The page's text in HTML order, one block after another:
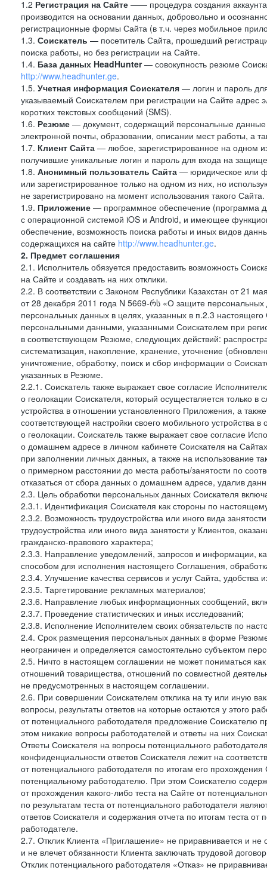
1.2 Регистрация на Сайте —— процедура создания
производится на основании данных, добровольно и
регистрационные формы Сайта (в т.ч. через мобильное
1.3. Соискатель — посетитель Сайта, прошедший
поиска работы, но без регистрации на Сайте.
1.4. База данных HeadHunter— совокупность резюме
http://www.headhunter.ge.
1.5. Учетная информация Соискателя — логин и пароль
указываемый Соискателем при регистрации на Сайте
коротких текстовых сообщений (SMS).
1.6. Резюме — документ, содержащий персональные
электронной почты, образовании, описании мест работы, а
1.7. Клиент Сайта — любое, зарегистрированное на одном
получившие уникальные логин и пароль для входа на
1.8. Анонимный пользователь Сайта — юридическое или
или зарегистрированное только на одном из них, но
не зарегистрировано на момент использования такого Сайта.
1.9. Приложение — программное обеспечение (программа
с операционной системой iOS и Android, и имеющее
обеспечение, возможность поиска работы и иных видов
содержащихся на сайте http://www.headhunter.ge.
2. Предмет соглашения
2.1. Исполнитель обязуется предоставить возможность
на Сайте и создавать на них отклики.
2.2. В соответствии с Законом Республики Казахстан от 21
от 28 декабря 2011 года N 5669-რს «О защите
персональных данных в целях, указанных в п.2.3
персональными данными, указанными Соискателем при
в соответствующем Резюме, следующих действий:
систематизация, накопление, хранение, уточнение
уничтожение, обработку, поиск и сбор информации о
указанных в Резюме.
2.2.1. Соискатель также выражает свое согласие
о геолокации Соискателя, который осуществляется только
устройства в отношении установленного Приложения, а
соответствующей настройки своего мобильного устройства
о геолокации. Соискатель также выражает свое согласие
о домашнем адресе в личном кабинете Соискателя на
при заполнении личных данных, а также на использование
о примерном расстоянии до места работы/занятости по
отказаться от сбора данных о домашнем адресе, удалив
2.3. Цель обработки персональных данных Соискателя
2.3.1. Идентификация Соискателя как стороны по
2.3.2. Возможность трудоустройства или иного вида
трудоустройства или иного вида занятости у Клиентов,
гражданско-правового характера;
2.3.3. Направление уведомлений, запросов и информации,
способом для исполнения настоящего Соглашения,
2.3.4. Улучшение качества сервисов и услуг Сайта, удобства
2.3.5. Таргетирование рекламных материалов;
2.3.6. Направление любых информационных сообщений,
2.3.7. Проведение статистических и иных исследований;
2.3.8. Исполнение Исполнителем своих обязательств по
2.4. Срок размещения персональных данных в форме
неограничен и определяется самостоятельно субъектом
2.5. Ничто в настоящем соглашении не может пониматься
отношений товарищества, отношений по совместной
не предусмотренных в настоящем соглашении.
2.6. При совершении Соискателем отклика на ту или иную
вопросы, результаты ответов на которые остаются у этого
от потенциального работодателя предложение Соискателю
этом никакие вопросы работодателей и ответы на них
Ответы Соискателя на вопросы потенциального
конфиденциальности ответов Соискателя лежит на
от потенциального работодателя по итогам его
потенциальному работодателю. При этом Соискателю
от прохождения какого-либо теста на Сайте от
по результатам теста от потенциального работодателя
ответов Соискателя и содержания отчета по итогам теста
работодателе.
2.7. Отклик Клиента «Приглашение» не приравнивается и
и не влечет обязанности Клиента заключать трудовой
Отклик потенциального работодателя «Отказ» не